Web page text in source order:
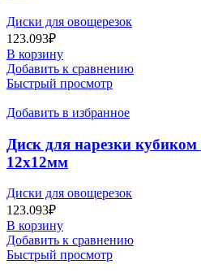
Диски для овощерезок
123.093₽
В корзину
Добавить к сравнению
Быстрый просмотр
Добавить в избранное
Диск для нарезки
12х12мм
Диски для овощерезок
123.093₽
В корзину
Добавить к сравнению
Быстрый просмотр